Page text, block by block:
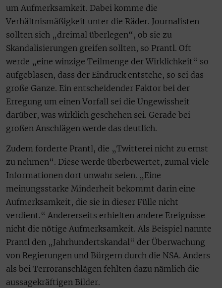
um Aufmerksamkeit. Dabei komme die
Verhältnismäßigkeit unter die Räder. Journalisten
sollten sich „dreimal überlegen“, ob sie zu
Skandalisierungen greifen sollten, so Prantl. Oft
werde „eine winzige Teilmenge der Wirklichkeit“ so
aufgeblasen, dass der Eindruck entstehe, so sei das
große Ganze. Ein entscheidender Faktor bei der
Erregung um einen Vorfall sei die Ungewissheit
darüber, was wirklich geschehen sei. Gerade bei
großen Anschlägen werde das deutlich.
Zudem forderte Prantl, die „Twitterei nicht zu ernst
zu nehmen“. Diese werde überbewertet, zumal viele
Informationen dort unwahr seien. „Eine
meinungsstarke Minderheit bekommt darin eine
Aufmerksamkeit, die sie in dieser Fülle nicht
verdient.“ Andererseits erhielten andere Ereignisse
nicht die nötige Aufmerksamkeit. Als Beispiel nannte
Prantl den „Jahrhundertskandal“ der Überwachung
von Regierungen und Bürgern durch die NSA. Anders
als bei Terroranschlägen fehlten dazu nämlich die
aussagekräftigen Bilder.